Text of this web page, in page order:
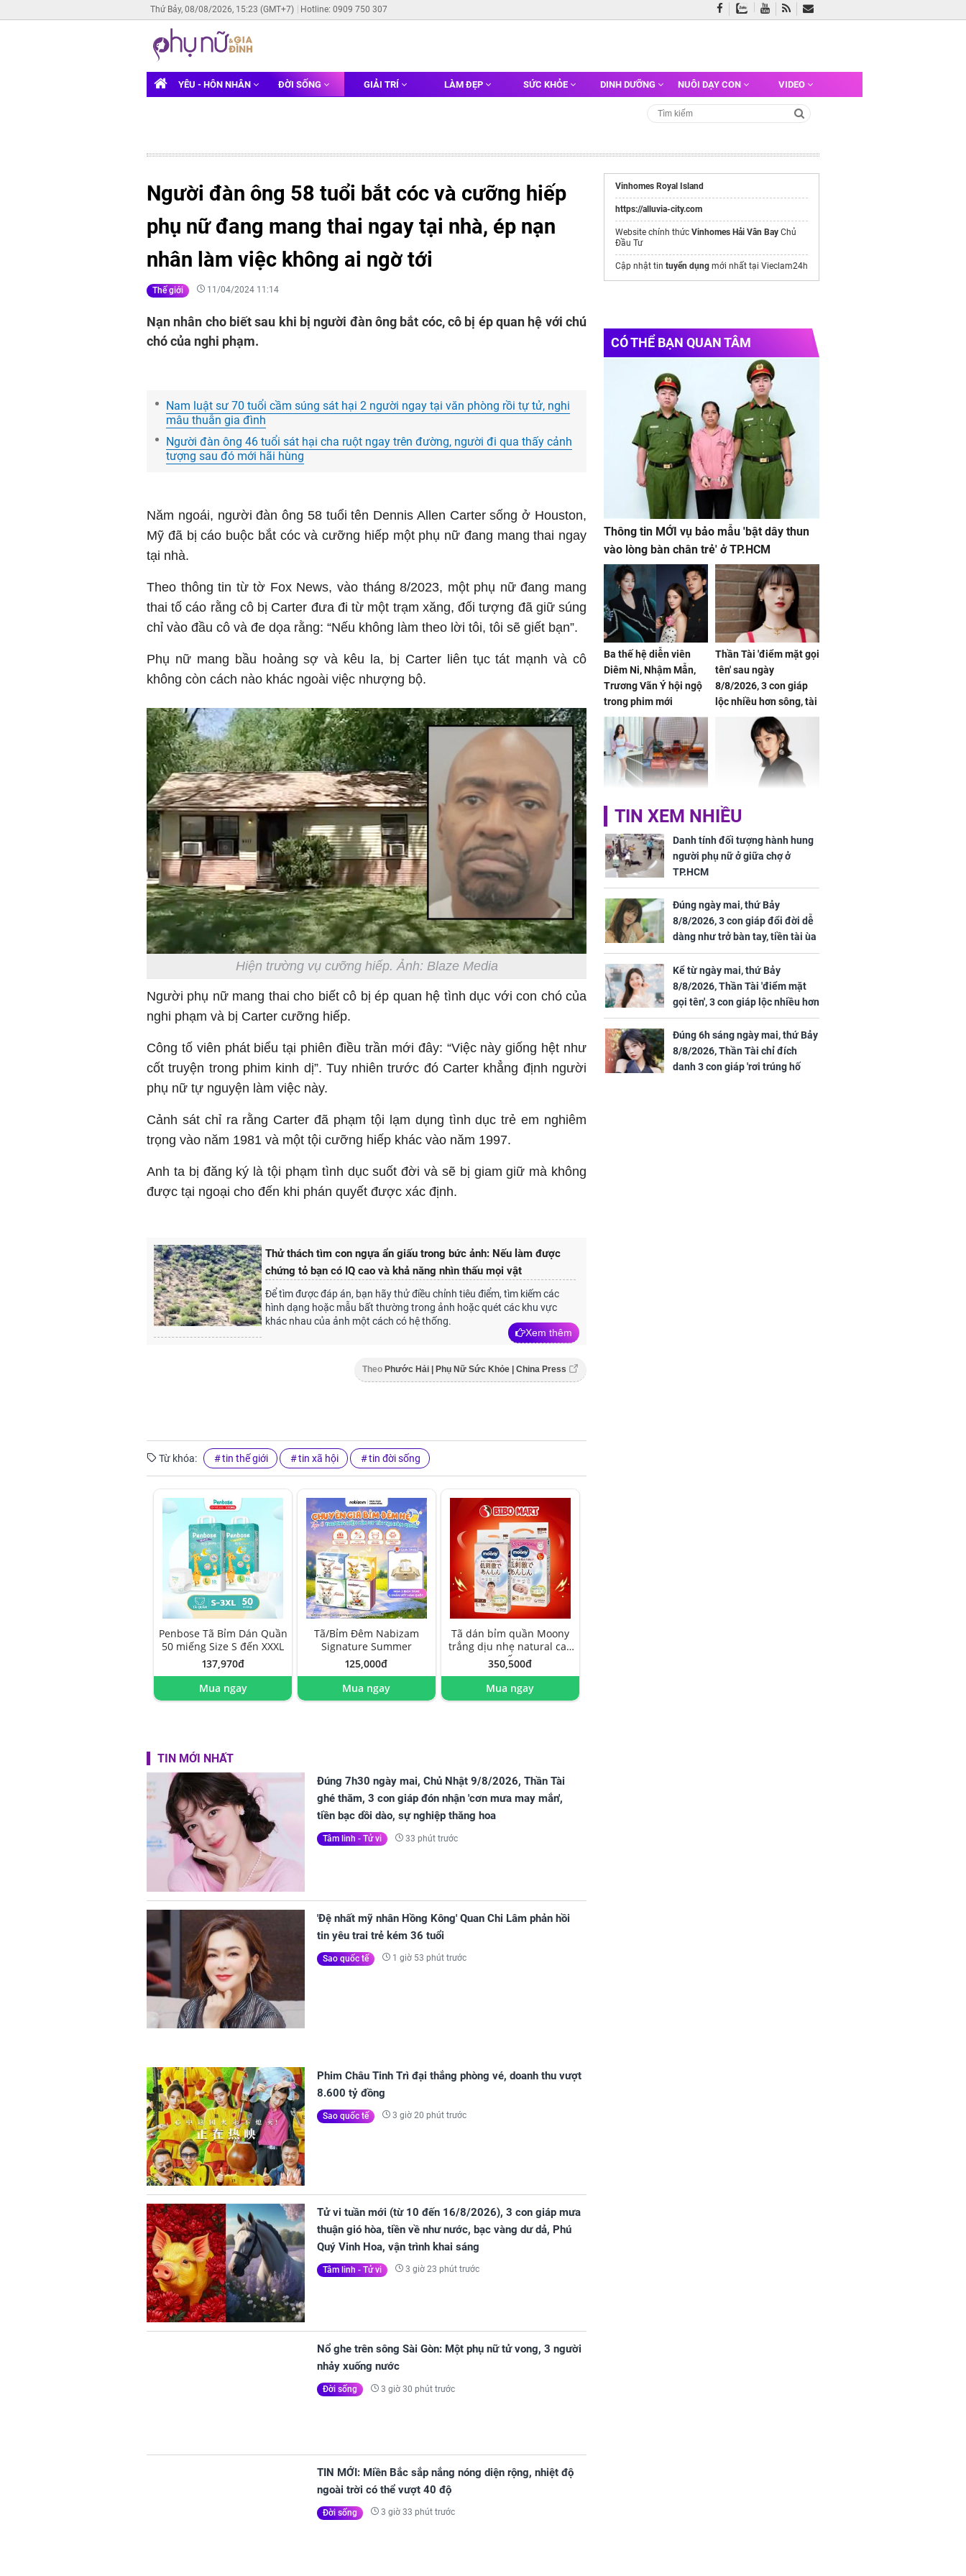
Thứ Bảy, 08/08/2026, 15:23 (GMT+7) Hotline: 0909 750 307
YÊU - HÔN NHÂN ĐỜI SỐNG GIẢI TRÍ LÀM ĐẸP SỨC KHỎE DINH DƯỠNG NUÔI DẠY CON VIDEO
Người đàn ông 58 tuổi bắt cóc và cưỡng hiếp
phụ nữ đang mang thai ngay tại nhà, ép nạn
nhân làm việc không ai ngờ tới
Thế giới 11/04/2024 11:14
Nạn nhân cho biết sau khi bị người đàn ông bắt cóc, cô bị ép quan hệ với chú
chó của nghi phạm.
Nam luật sư 70 tuổi cầm súng sát hại 2 người ngay tại văn phòng rồi tự tử, nghi
mâu thuẫn gia đình
Người đàn ông 46 tuổi sát hại cha ruột ngay trên đường, người đi qua thấy cảnh
tượng sau đó mới hãi hùng
Năm ngoái, người đàn ông 58 tuổi tên Dennis Allen Carter sống ở Houston,
Mỹ đã bị cáo buộc bắt cóc và cưỡng hiếp một phụ nữ đang mang thai ngay
tại nhà.
Theo thông tin từ tờ Fox News, vào tháng 8/2023, một phụ nữ đang mang
thai tố cáo rằng cô bị Carter đưa đi từ một trạm xăng, đối tượng đã giữ súng
chỉ vào đầu cô và đe dọa rằng: “Nếu không làm theo lời tôi, tôi sẽ giết bạn”.
Phụ nữ mang bầu hoảng sợ và kêu la, bị Carter liên tục tát mạnh và cô
không còn cách nào khác ngoài việc nhượng bộ.
Hiện trường vụ cưỡng hiếp. Ảnh: Blaze Media
Người phụ nữ mang thai cho biết cô bị ép quan hệ tình dục với con chó của
nghi phạm và bị Carter cưỡng hiếp.
Công tố viên phát biểu tại phiên điều trần mới đây: “Việc này giống hệt như
cốt truyện trong phim kinh dị”. Tuy nhiên trước đó Carter khẳng định người
phụ nữ tự nguyện làm việc này.
Cảnh sát chỉ ra rằng Carter đã phạm tội lạm dụng tình dục trẻ em nghiêm
trọng vào năm 1981 và một tội cưỡng hiếp khác vào năm 1997.
Anh ta bị đăng ký là tội phạm tình dục suốt đời và sẽ bị giam giữ mà không
được tại ngoại cho đến khi phán quyết được xác định.
Thử thách tìm con ngựa ẩn giấu trong bức ảnh: Nếu làm được
chứng tỏ bạn có IQ cao và khả năng nhìn thấu mọi vật
Để tìm được đáp án, bạn hãy thử điều chỉnh tiêu điểm, tìm kiếm các
hình dạng hoặc mẫu bất thường trong ảnh hoặc quét các khu vực
khác nhau của ảnh một cách có hệ thống.
Xem thêm
Theo Phước Hải | Phụ Nữ Sức Khỏe | China Press
Từ khóa: tin thế giới tin xã hội tin đời sống
Penbose Tã Bỉm Dán Quần
50 miếng Size S đến XXXL
137,970đ
Mua ngay
Tã/Bỉm Đêm Nabizam
Signature Summer
125,000đ
Mua ngay
Tã dán bỉm quần Moony
trắng dịu nhẹ natural cao
cấp
350,500đ
Mua ngay
TIN MỚI NHẤT
Đúng 7h30 ngày mai, Chủ Nhật 9/8/2026, Thần Tài
ghé thăm, 3 con giáp đón nhận 'cơn mưa may mắn',
tiền bạc dồi dào, sự nghiệp thăng hoa
Tâm linh - Tử vi 33 phút trước
'Đệ nhất mỹ nhân Hồng Kông' Quan Chi Lâm phản hồi
tin yêu trai trẻ kém 36 tuổi
Sao quốc tế 1 giờ 53 phút trước
Phim Châu Tinh Trì đại thắng phòng vé, doanh thu vượt
8.600 tỷ đồng
Sao quốc tế 3 giờ 20 phút trước
Tử vi tuần mới (từ 10 đến 16/8/2026), 3 con giáp mưa
thuận gió hòa, tiền về như nước, bạc vàng dư dả, Phú
Quý Vinh Hoa, vận trình khai sáng
Tâm linh - Tử vi 3 giờ 23 phút trước
Nổ ghe trên sông Sài Gòn: Một phụ nữ tử vong, 3 người
nhảy xuống nước
Đời sống 3 giờ 30 phút trước
TIN MỚI: Miền Bắc sắp nắng nóng diện rộng, nhiệt độ
ngoài trời có thể vượt 40 độ
Vinhomes Royal Island
https://alluvia-city.com
Website chính thức Vinhomes Hải Vân Bay Chủ
Đầu Tư
Cập nhật tin tuyển dụng mới nhất tại Vieclam24h
CÓ THỂ BẠN QUAN TÂM
Thông tin MỚI vụ bảo mẫu 'bật dây thun
vào lòng bàn chân trẻ' ở TP.HCM
Ba thế hệ diễn viên
Diêm Ni, Nhậm Mẫn,
Trương Vãn Ý hội ngộ
trong phim mới
Thần Tài 'điểm mặt gọi
tên' sau ngày
8/8/2026, 3 con giáp
lộc nhiều hơn sông, tài
vận sáng như trăng
Rằm, chính thức hết
HH Mai Phương Thúy:
Mua đồ hiệu theo "lô",
tặng em gái biệt thự
120 tỷ trong "nốt nhạc"
Triệu Lệ Dĩnh liên tiếp
được Kim Ưng ưu ái,
đãi ngộ đặc biệt gây
chú ý
Danh tính đối tượng
nữ ở giữa chợ ở
TP.HCM
TIN XEM NHIỀU
Danh tính đối tượng hành hung
người phụ nữ ở giữa chợ ở
TP.HCM
Đúng ngày mai, thứ Bảy
8/8/2026, 3 con giáp đổi đời dễ
dàng như trở bàn tay, tiền tài ùa
tới, ngồi không lộc cũng đến,
phú quý theo tới già
Kể từ ngày mai, thứ Bảy
8/8/2026, Thần Tài 'điểm mặt
gọi tên', 3 con giáp lộc nhiều hơn
sông, tài vận sáng như trăng
Rằm, chính thức hết khổ
Đúng 6h sáng ngày mai, thứ Bảy
8/8/2026, Thần Tài chỉ đích
danh 3 con giáp 'rơi trúng hố